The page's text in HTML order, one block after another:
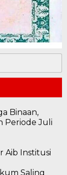
Binaan,
Periode Juli
Aib Institusi
Saling